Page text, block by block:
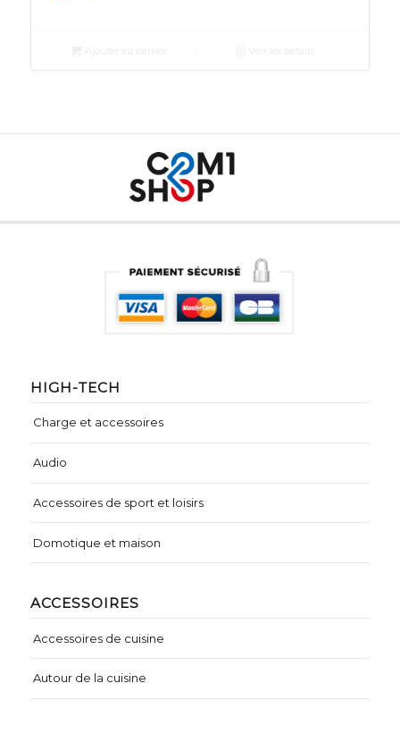
HIGH-TECH
Charge et accessoires
Audio
Accessoires de sport et loisirs
Domotique et maison
ACCESSOIRES
Accessoires de cuisine
Autour de la cuisine